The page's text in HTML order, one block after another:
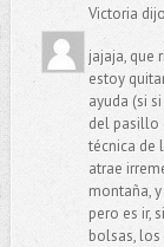
Victoria
jajaja, que
estoy
ayuda (si
del pasillo
técnica de
atrae
montaña,
pero es ir,
bolsas, los